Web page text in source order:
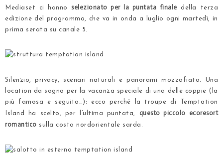
Mediaset ci hanno selezionato per la puntata finale della terza
edizione del programma, che va in onda a luglio ogni martedì, in
prima serata su canale 5.
Silenzio, privacy, scenari naturali e panorami mozzafiato. Una
location da sogno per la vacanza speciale di una delle coppie (la
più famosa e seguita…): ecco perché la troupe di Temptation
Island ha scelto, per l’ultima puntata,
questo piccolo ecoresort
romantico sulla costa nordorientale sarda.